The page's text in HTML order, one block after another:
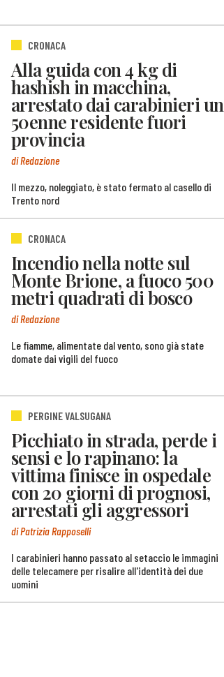
CRONACA
Alla guida con 4 kg di
hashish in macchina,
arrestato dai carabinieri un
50enne residente fuori
provincia
di Redazione
Il mezzo, noleggiato, è stato fermato al casello di
Trento nord
CRONACA
Incendio nella notte sul
Monte Brione, a fuoco 500
metri quadrati di bosco
di Redazione
Le fiamme, alimentate dal vento, sono già state
domate dai vigili del fuoco
PERGINE VALSUGANA
Picchiato in strada, perde i
sensi e lo rapinano: la
vittima finisce in ospedale
con 20 giorni di prognosi,
arrestati gli aggressori
di Patrizia Rapposelli
I carabinieri hanno passato al setaccio le immagini
delle telecamere per risalire all'identità dei due
uomini